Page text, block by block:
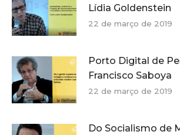
Lídia Goldenstein
22 de março de 2019
Porto Digital de
Francisco Saboya
22 de março de 2019
Do Socialismo de